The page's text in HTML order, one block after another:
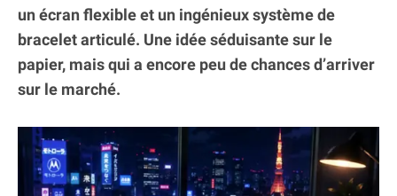
un écran flexible et un ingénieux système de
bracelet articulé. Une idée séduisante sur le
papier, mais qui a encore peu de chances d’arriver
sur le marché.